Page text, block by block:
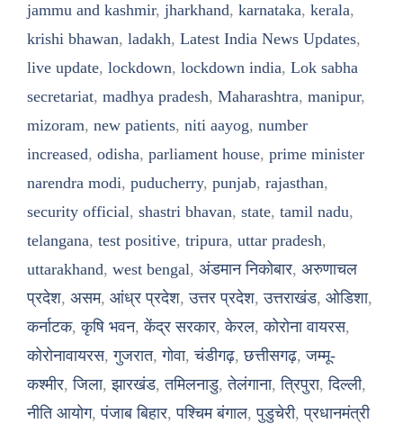
jammu and kashmir, jharkhand, karnataka, kerala,
krishi bhawan, ladakh, Latest India News Updates,
live update, lockdown, lockdown india, Lok sabha
secretariat, madhya pradesh, Maharashtra, manipur,
mizoram, new patients, niti aayog, number
increased, odisha, parliament house, prime minister
narendra modi, puducherry, punjab, rajasthan,
security official, shastri bhavan, state, tamil nadu,
telangana, test positive, tripura, uttar pradesh,
uttarakhand, west bengal, अंडमान निकोबार, अरुणाचल
प्रदेश, असम, आंध्र प्रदेश,उत्तर प्रदेश,उत्तराखंड, ओडिशा,
कर्नाटक,कृषि भवन,केंद्र सरकार,केरल,कोरोना वायरस,
कोरोनावायरस,गुजरात,गोवा,चंडीगढ़,छत्तीसगढ़,जम्मू-
कश्मीर,जिला,झारखंड,तमिलनाडु,तेलंगाना,त्रिपुरा,दिल्ली,
नीति आयोग,पंजाब बिहार,पश्चिम बंगाल,पुडुचेरी,प्रधानमंत्री